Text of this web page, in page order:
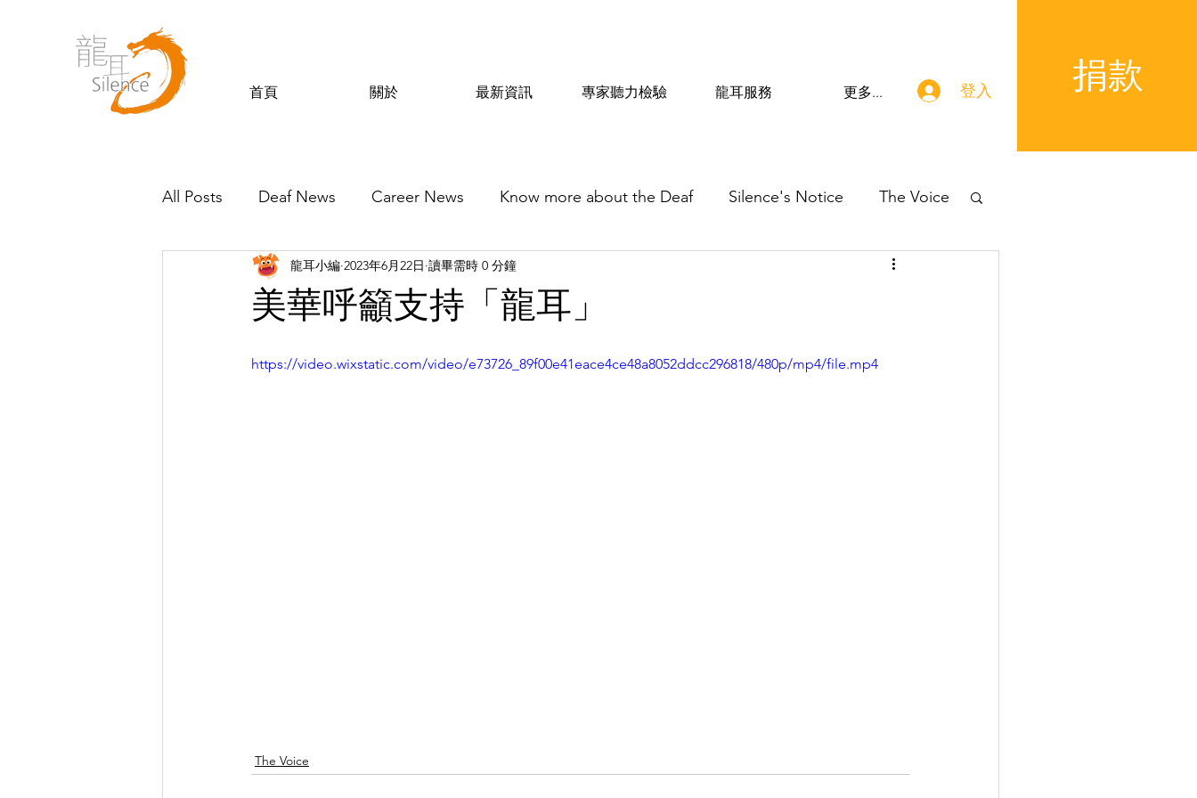
首頁 關於 最新資訊 專家聽力檢驗 龍耳服務 更多... 登入 捐款
All Posts Deaf News Career News Know more about the Deaf Silence's Notice The Voice
Silence’s Friends
美華呼籲支持「龍耳」
龍耳小編 2023年6月22日 讀畢需時 0 分鐘
https://video.wixstatic.com/video/e73726_89f00e41eace4ce48a8052ddcc296818/480p/mp4/file.mp4
The Voice